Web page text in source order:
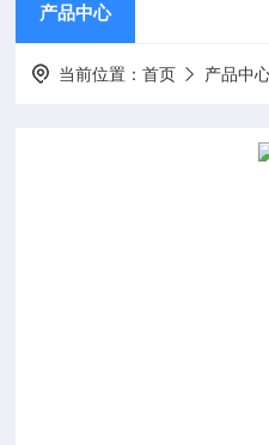
产品中心
当前位置：首页 产品中